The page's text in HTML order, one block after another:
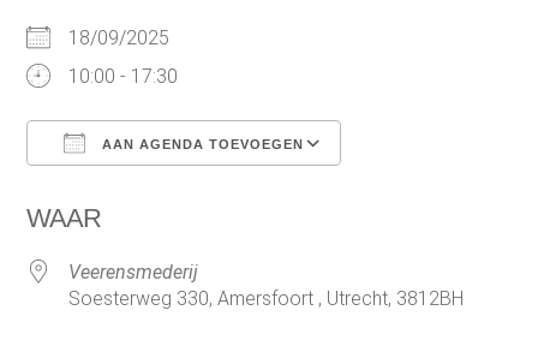
18/09/2025
10:00 - 17:30
AAN AGENDA TOEVOEGEN
WAAR
Veerensmederij
Soesterweg 330, Amersfoort , Utrecht, 3812BH